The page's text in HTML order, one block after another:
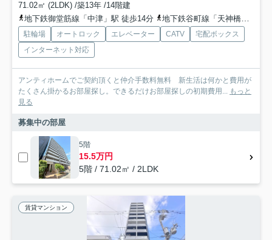
71.02㎡ (2LDK) /築13年 /14階建
地下鉄御堂筋線「中津」駅 徒歩14分
地下鉄谷町線「天神橋筋六丁目」駅 徒歩11分
駐輪場 オートロック エレベーター CATV
宅配ボックス
インターネット対応
アンティホームでご契約頂くと仲介手数料無料 新生活は何かと費用が
たくさん掛かるお部屋探し。できるだけお部屋探しの初期費用... もっと
見る
募集中の部屋
5階
15.5万円
5階 / 71.02㎡ / 2LDK
賃貸マンション